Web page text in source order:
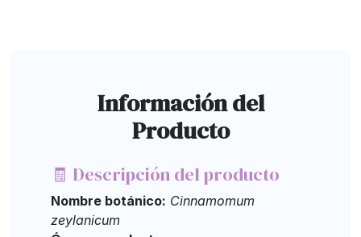
Información del
Producto
🧾 Descripción del producto
Nombre botánico: Cinnamomum
zeylanicum